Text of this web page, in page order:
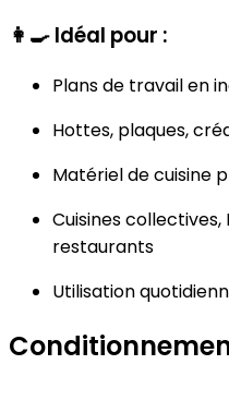
👩‍🍳Idéal pour :
Plans de travail en
Hottes, plaques,
Matériel de cuisine
Cuisines collectives,
restaurants
Utilisation